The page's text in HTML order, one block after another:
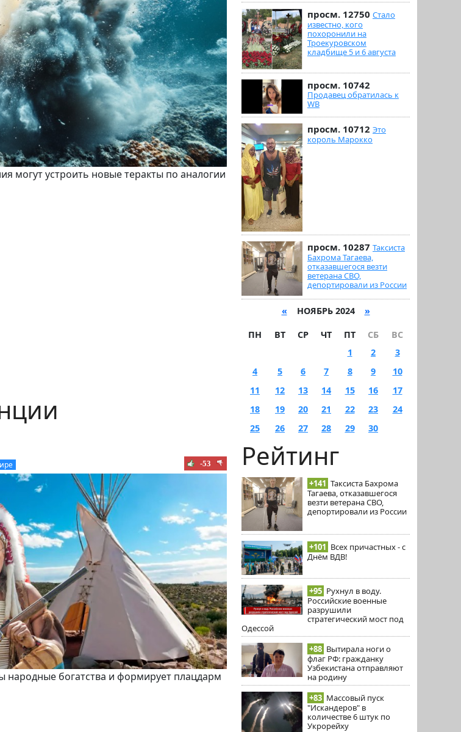
просм. 12750 Стало
известно, кого
похоронили на
Троекуровском
кладбище 5 и 6 августа
просм. 10742
Продавец обратилась к
WB
просм. 10712 Это
король Марокко
просм. 10287 Таксиста
Бахрома Тагаева,
отказавшегося везти
ветерана СВО,
депортировали из России
« НОЯБРЬ 2024 »
ПН ВТ СР ЧТ ПТ СБ
ВС
1
2
3
4
5 6 7 8 9
10
11
12 13 14 15 16
17
18
19 20 21 22 23
24
25
26 27 28 29 30
Рейтинг
+141 Таксиста Бахрома
Тагаева, отказавшегося
везти ветерана СВО,
депортировали из России
+101 Всех причастных - с
Днём ВДВ!
+95 Рухнул в воду.
Российские военные
разрушили
стратегический мост под
Одессой
+88 Вытирала ноги о
флаг РФ: гражданку
Узбекистана отправляют
на родину
+83 Массовый пуск
"Искандеров" в
количестве 6 штук по
Укрорейху
могут устроить новые теракты по аналогии
-53
народные богатства и формирует плацдарм